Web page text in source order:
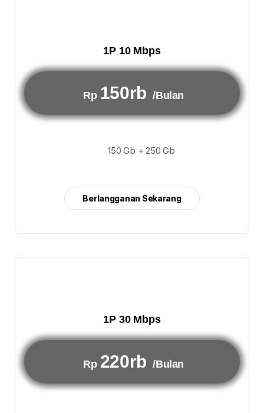
1P 10 Mbps
Rp 150rb /Bulan
150 Gb + 250 Gb
Berlangganan Sekarang
1P 30 Mbps
Rp 220rb /Bulan